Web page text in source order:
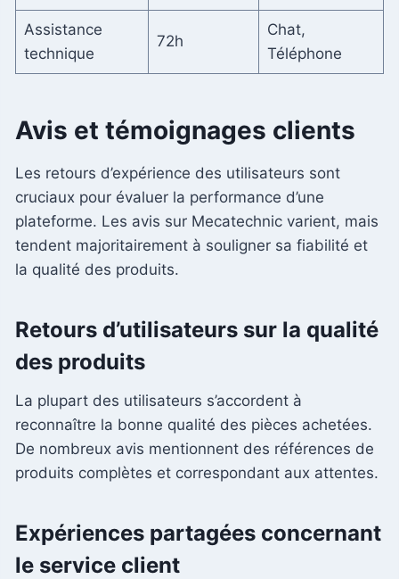
Assistance
technique
72h
Chat,
Téléphone
Avis et témoignages clients
Les retours d’expérience des utilisateurs sont
cruciaux pour évaluer la performance d’une
plateforme. Les avis sur Mecatechnic varient, mais
tendent majoritairement à souligner sa fiabilité et
la qualité des produits.
Retours d’utilisateurs sur la qualité
des produits
La plupart des utilisateurs s’accordent à
reconnaître la bonne qualité des pièces achetées.
De nombreux avis mentionnent des références de
produits complètes et correspondant aux attentes.
Expériences partagées concernant
le service client